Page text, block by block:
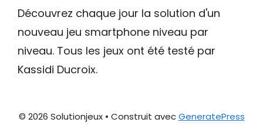
Découvrez chaque jour la solution d'un
nouveau jeu smartphone niveau par
niveau. Tous les jeux ont été testé par
Kassidi Ducroix.
© 2026 Solutionjeux• Construit avecGeneratePress